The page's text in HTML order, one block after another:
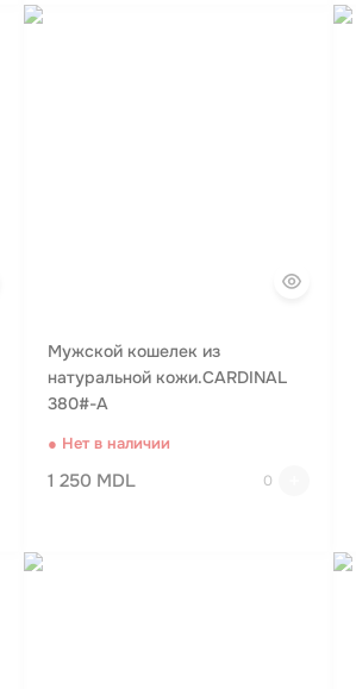
Мужской кошелек из
натуральной кожи.CARDINAL
380#-A
● Нет в наличии
1 250 MDL 0